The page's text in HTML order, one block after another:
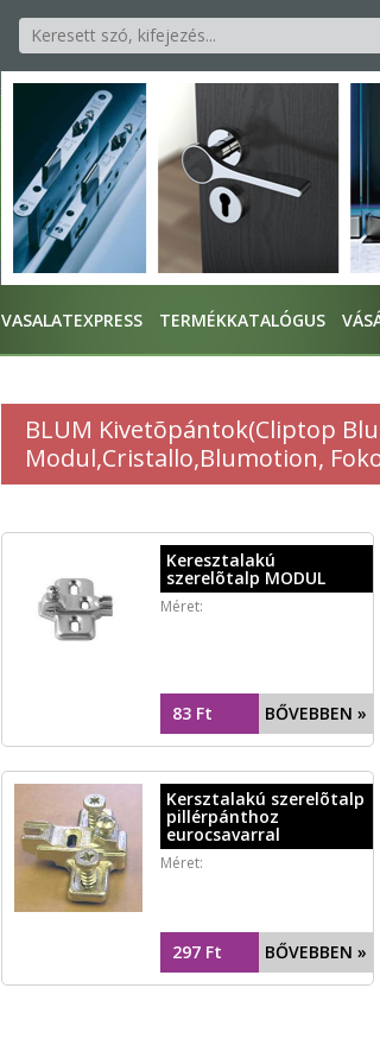
VASALATEXPRESS TERMÉKKATALÓGUS
BLUM Kivetõpántok(Cliptop
Modul,Cristallo,Blumotion,
Keresztalakú
szerelõtalp MODUL
Méret:
BŐVEBBEN »
83 Ft
Kersztalakú szerelõtalp
pillérpánthoz
eurocsavarral
Méret:
BŐVEBBEN »
297 Ft